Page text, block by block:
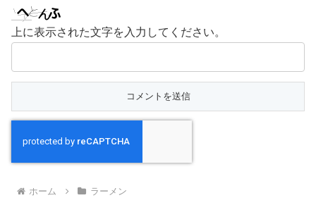
上に表示された文字を入力してください。
ホーム ラーメン